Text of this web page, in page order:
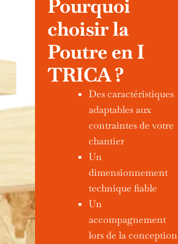
Pourquoi
choisir la
Poutre en I
TRICA ?
Des caractéristiques
adaptables aux
contraintes de votre
chantier
Un
dimensionnement
technique fiable
Un
accompagnement
lors de la conception